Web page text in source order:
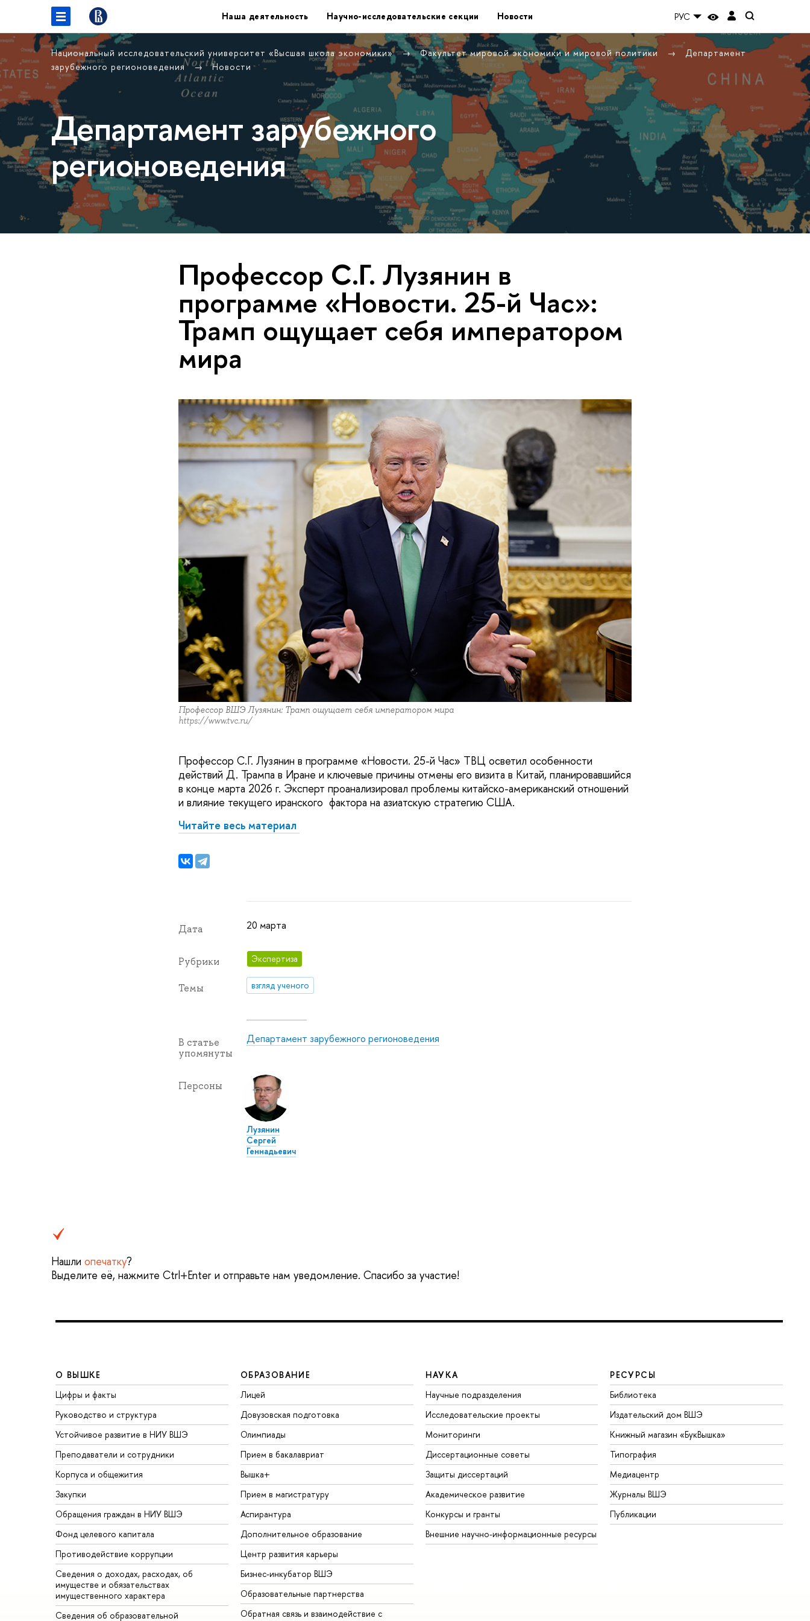
Наша деятельность Научно-исследовательские секции Новости РУС
Национальный исследовательский университет «Высшая школа экономики» Факультет мировой экономики и мировой политики
Департамент
зарубежного регионоведения
Новости
Департамент зарубежного
регионоведения
Профессор С.Г. Лузянин в
программе «Новости. 25-й Час»:
Трамп ощущает себя императором
мира
Профессор ВШЭ Лузянин: Трамп ощущает себя императором мира
https://www.tvc.ru/
Профессор С.Г. Лузянин в программе «Новости. 25-й Час» ТВЦ осветил особенности
действий Д. Трампа в Иране и ключевые причины отмены его визита в Китай, планировавшийся
в конце марта 2026 г. Эксперт проанализировал проблемы китайско-американский отношений
и влияние текущего иранского фактора на азиатскую стратегию США.
Читайте весь материал
Дата 20 марта
Рубрики Экспертиза
Темы взгляд ученого
В статье
упомянуты
Департамент зарубежного регионоведения
Персоны
Лузянин
Сергей
Геннадьевич
Нашли опечатку?
Выделите её, нажмите Ctrl+Enter и отправьте нам уведомление. Спасибо за участие!
О ВЫШКЕ
Цифры и факты
Руководство и структура
Устойчивое развитие в НИУ ВШЭ
Преподаватели и сотрудники
Корпуса и общежития
Закупки
Обращения граждан в НИУ ВШЭ
Фонд целевого капитала
Противодействие коррупции
Сведения о доходах, расходах, об
имуществе и обязательствах
имущественного характера
Сведения об образовательной
ОБРАЗОВАНИЕ
Лицей
Довузовская подготовка
Олимпиады
Прием в бакалавриат
Вышка+
Прием в магистратуру
Аспирантура
Дополнительное образование
Центр развития карьеры
Бизнес-инкубатор ВШЭ
Образовательные партнерства
Обратная связь и взаимодействие с
НАУКА
Научные подразделения
Исследовательские проекты
Мониторинги
Диссертационные советы
Защиты диссертаций
Академическое развитие
Конкурсы и гранты
Внешние научно-информационные ресурсы
РЕСУРСЫ
Библиотека
Издательский дом ВШЭ
Книжный магазин «БукВышка»
Типография
Медиацентр
Журналы ВШЭ
Публикации